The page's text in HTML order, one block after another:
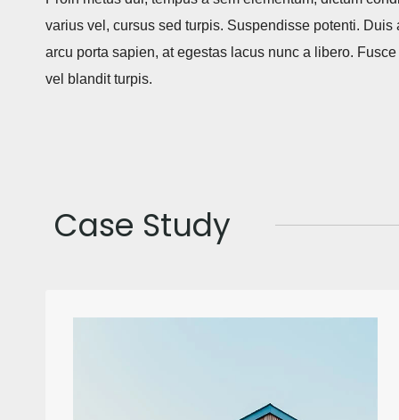
varius vel, cursus sed turpis. Suspendisse potenti.
arcu porta sapien, at egestas lacus nunc a libero.
vel blandit turpis.
Case Study